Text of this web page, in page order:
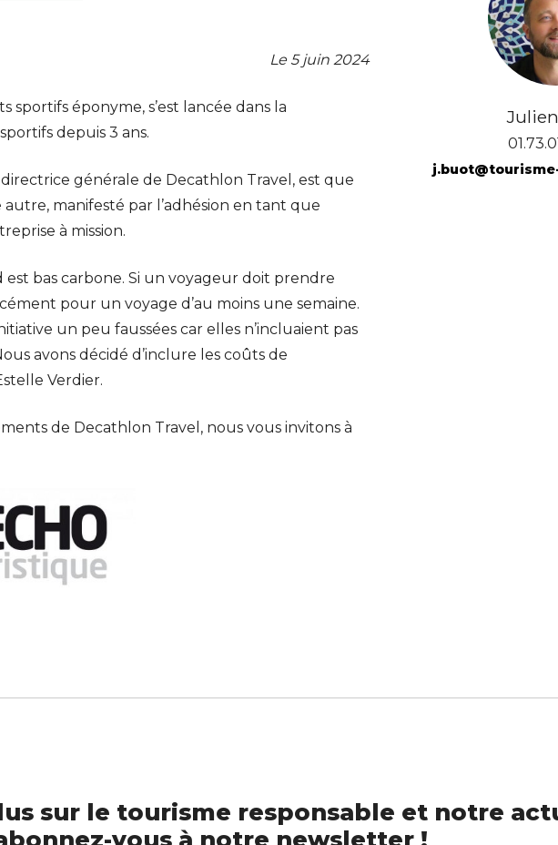
Le 5 juin 2024
éponyme, s’est lancée dans la
depuis 3 ans.
directrice générale de Decathlon Travel, est que
autre, manifesté par l’adhésion en tant que
à mission.
est bas carbone. Si un voyageur doit prendre
pour un voyage d’au moins une semaine.
un peu faussées car elles n’incluaient pas
avons décidé d’inclure les coûts de
Verdier.
de Decathlon Travel, nous vous invitons à
sur le tourisme responsable et notre